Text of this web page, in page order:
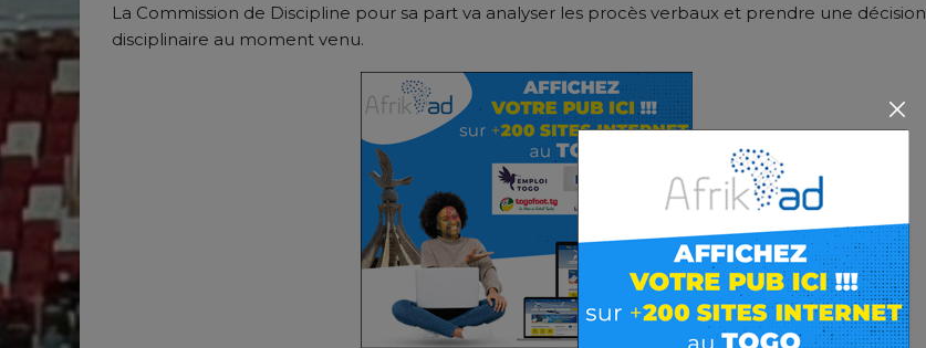
La Commission de Discipline pour sa part va analyser les procès verbaux et prendre une décision
disciplinaire au moment venu.